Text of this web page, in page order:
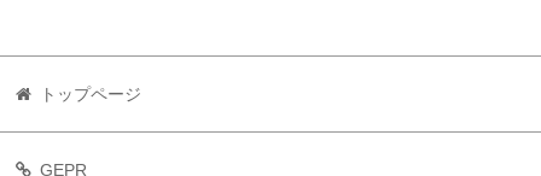
トップページ
GEPR